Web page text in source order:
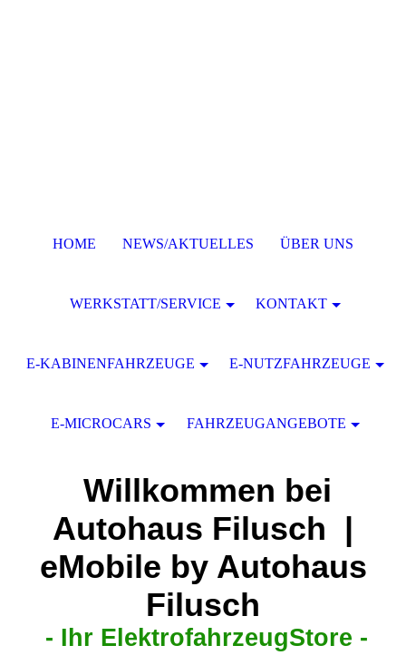
Willkommen bei
Autohaus Filusch |
eMobile by Autohaus
Filusch
- Ihr ElektrofahrzeugStore -
HOME NEWS/AKTUELLES ÜBER UNS
WERKSTATT/SERVICE KONTAKT
E-KABINENFAHRZEUGE E-NUTZFAHRZEUGE
E-MICROCARS FAHRZEUGANGEBOTE